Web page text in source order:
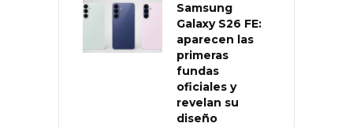
Samsung
Galaxy S26 FE:
aparecen las
primeras
fundas
oficiales y
revelan su
diseño